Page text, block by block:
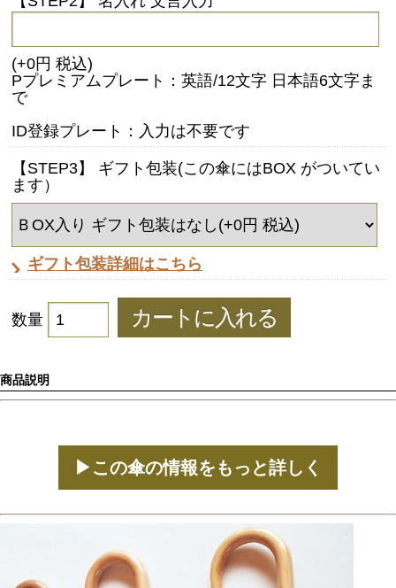
(+0円 税込)
Pプレミアムプレート：英語/12文字 日本語6文字ま
で
ID登録プレート：入力は不要です
【STEP3】 ギフト包装(この傘にはBOX がついてい
ます）
ギフト包装詳細はこちら
数量
商品説明
▶この傘の情報をもっと詳しく